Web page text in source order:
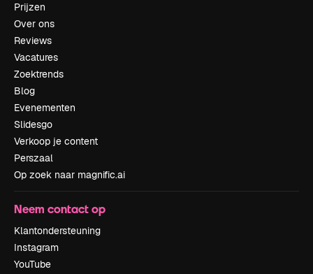
Prijzen
Over ons
Reviews
Vacatures
Zoektrends
Blog
Evenementen
Slidesgo
Verkoop je content
Perszaal
Op zoek naar magnific.ai
Neem contact op
Klantondersteuning
Instagram
YouTube